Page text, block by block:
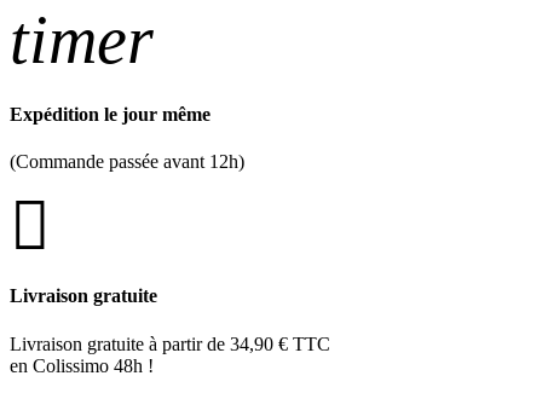
timer
Expédition le jour même
(Commande passée avant 12h)
Livraison gratuite
Livraison gratuite à partir de 34,90 € TTC
en Colissimo 48h !